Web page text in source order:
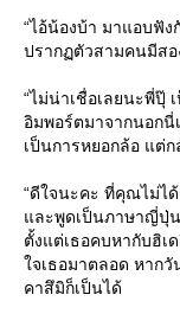
“ไอ้น้องบ้า มาแอบฟั
ปรากฏตัวสามคนมีสอ
“ไม่น่าเชื่อเลยนะพี่ปุ๊
อิมพอร์ตมาจากนอก
เป็นการหยอกล้อ แต่
“ดีใจนะคะ ที่คุณไม่ไ
ละพูดเป็นภาษาญี่ปุ่น
ตั้งแต่เธอคบหากับฮิเ
จเธอมาตลอด หากวั
คาสึมิก็เป็นได้